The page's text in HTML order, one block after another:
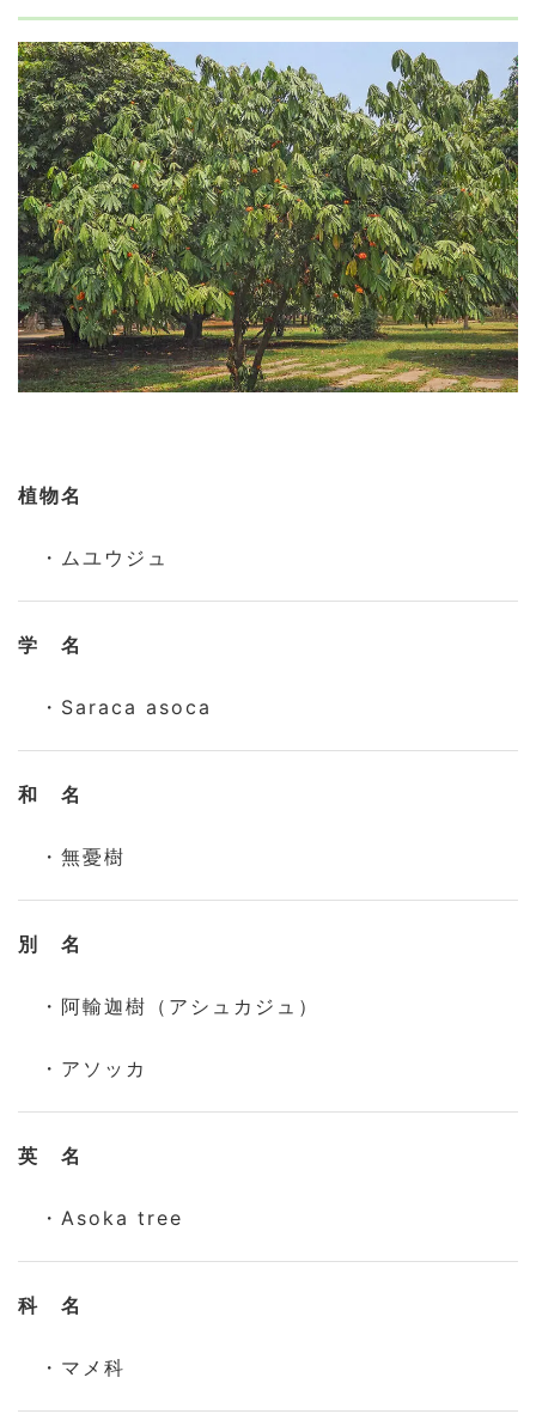
植物名
・ムユウジュ
学 名
・Saraca asoca
和 名
・無憂樹
別 名
・阿輸迦樹（アシュカジュ）
・アソッカ
英 名
・Asoka tree
科 名
・マメ科